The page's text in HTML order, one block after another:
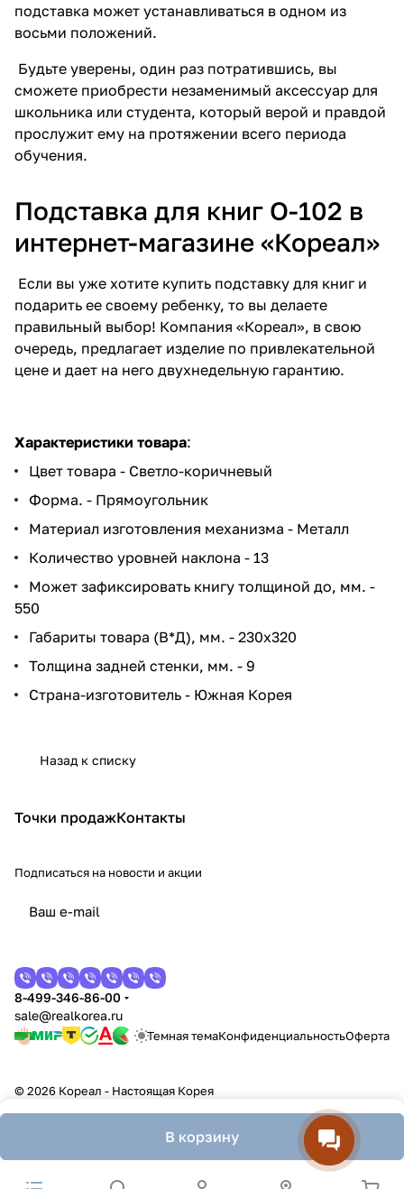
подставка может устанавливаться в одном из
восьми положений.
Будьте уверены, один раз потратившись, вы
сможете приобрести незаменимый аксессуар для
школьника или студента, который верой и правдой
прослужит ему на протяжении всего периода
обучения.
Подставка для книг О-102 в
интернет-магазине «Кореал»
Если вы уже хотите купить подставку для книг и
подарить ее своему ребенку, то вы делаете
правильный выбор! Компания «Кореал», в свою
очередь, предлагает изделие по привлекательной
цене и дает на него двухнедельную гарантию.
Характеристики товара:
Цвет товара - Светло-коричневый
Форма. - Прямоугольник
Материал изготовления механизма - Металл
Количество уровней наклона - 13
Может зафиксировать книгу толщиной до, мм. -
550
Габариты товара (В*Д), мм. - 230x320
Толщина задней стенки, мм. - 9
Страна-изготовитель - Южная Корея
Назад к списку
В корзину
Точки продажКонтакты
Подписаться на новости и акции
8-499-346-86-00
sale@realkorea.ru
Темная темаКонфиденциальностьОферта
© 2026 Кореал - Настоящая Корея